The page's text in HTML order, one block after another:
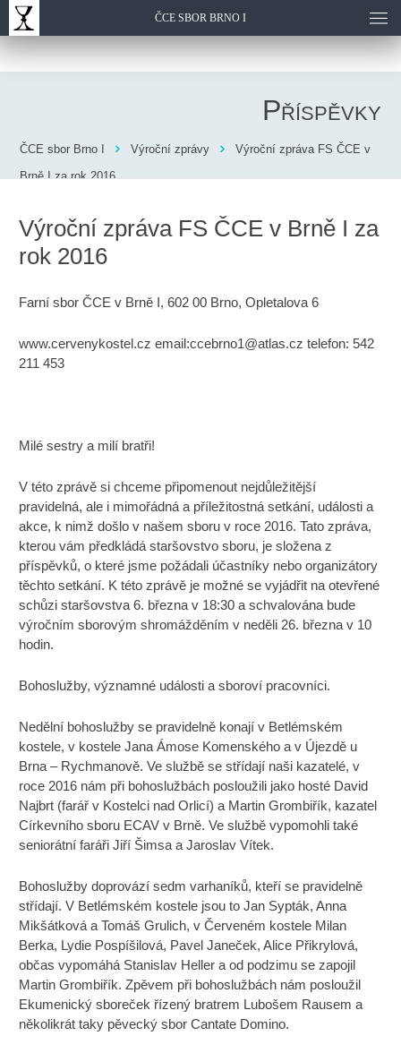
ČCE SBOR BRNO I
Příspěvky
ČCE sbor Brno I Výroční zprávy
Výroční zpráva FS ČCE v
Brně I za rok 2016
Výroční zpráva FS ČCE v Brně I za
rok 2016
Farní sbor ČCE v Brně I, 602 00 Brno, Opletalova 6
www.cervenykostel.cz email:ccebrno1@atlas.cz telefon: 542
211 453
Milé sestry a milí bratři!
V této zprávě si chceme připomenout nejdůležitější
pravidelná, ale i mimořádná a příležitostná setkání, události a
akce, k nimž došlo v našem sboru v roce 2016. Tato zpráva,
kterou vám předkládá staršovstvo sboru, je složena z
příspěvků, o které jsme požádali účastníky nebo organizátory
těchto setkání. K této zprávě je možné se vyjádřit na otevřené
schůzi staršovstva 6. března v 18:30 a schvalována bude
výročním sborovým shromážděním v neděli 26. března v 10
hodin.
Bohoslužby, významné události a sboroví pracovníci.
Nedělní bohoslužby se pravidelně konají v Betlémském
kostele, v kostele Jana Ámose Komenského a v Újezdě u
Brna – Rychmanově. Ve službě se střídají naši kazatelé, v
roce 2016 nám při bohoslužbách posloužili jako hosté David
Najbrt (farář v Kostelci nad Orlicí) a Martin Grombiřík, kazatel
Církevního sboru ECAV v Brně. Ve službě vypomohli také
seniorátní faráři Jiří Šimsa a Jaroslav Vítek.
Bohoslužby doprovází sedm varhaníků, kteří se pravidelně
střídají. V Betlémském kostele jsou to Jan Sypták, Anna
Mikšátková a Tomáš Grulich, v Červeném kostele Milan
Berka, Lydie Pospíšilová, Pavel Janeček, Alice Přikrylová,
občas vypomáhá Stanislav Heller a od podzimu se zapojil
Martin Grombiřík. Zpěvem při bohoslužbách nám posloužil
Ekumenický sboreček řízený bratrem Lubošem Rausem a
několikrát taky pěvecký sbor Cantate Domino.